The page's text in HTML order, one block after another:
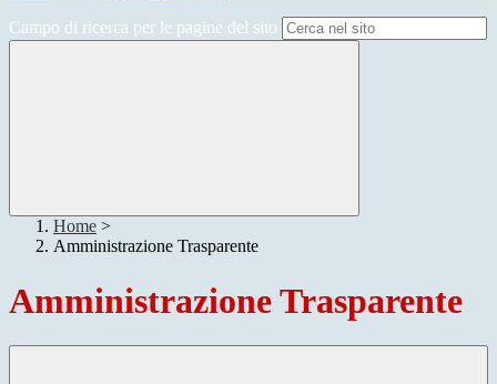
Campo di ricerca per le pagine del sito
Home >
Amministrazione Trasparente
Amministrazione Trasparente